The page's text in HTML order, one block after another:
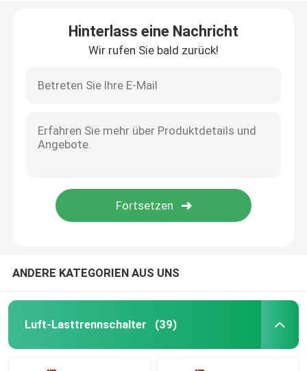
Hinterlass eine Nachricht
Wir rufen Sie bald zurück!
ANDERE KATEGORIEN AUS UNS
Luft-Lasttrennschalter (39)